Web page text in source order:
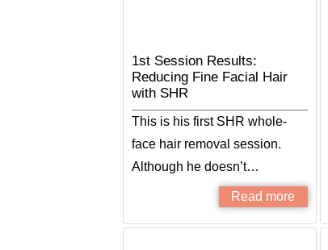
1st Session Results:
Reducing Fine Facial Hair
with SHR
This is his first SHR whole-
face hair removal session.
Although he doesn’t…
Read more